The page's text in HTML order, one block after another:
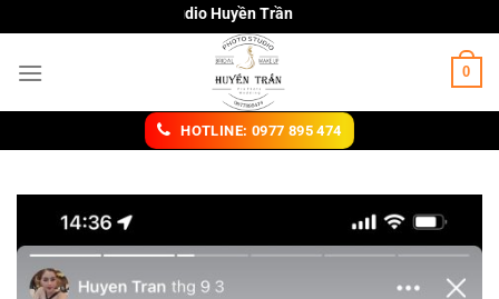
đến
nội
Studio Huyền Trần
0
HOTLINE: 0977 895 474